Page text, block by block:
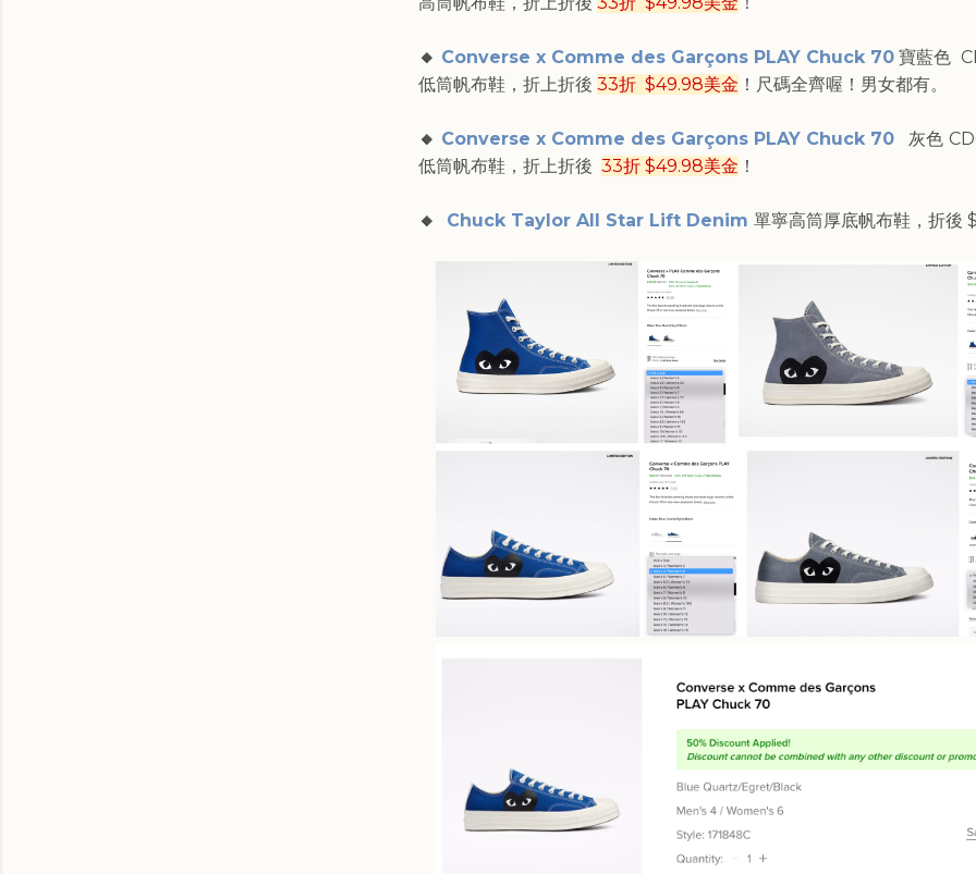
🔸 Converse x Comme des Garçons PLAY Chuck 70 寶藍色
低筒帆布鞋，折上折後 33折 $49.98美金 ！尺碼全齊喔！男女都有。
🔸 Converse x Comme des Garçons PLAY Chuck 70 灰色
低筒帆布鞋，折上折後 33折 $49.98美金 ！
🔸 Chuck Taylor All Star Lift Denim 單寧高筒厚底帆布鞋，折後